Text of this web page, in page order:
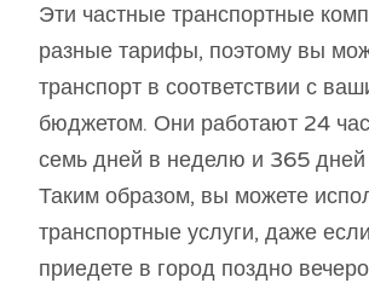
Эти частные транспортные
разные тарифы, поэтому вы
транспорт в соответствии с
бюджетом. Они работают 24
семь дней в неделю и 365 дней
Таким образом, вы можете
транспортные услуги, даже
приедете в город поздно